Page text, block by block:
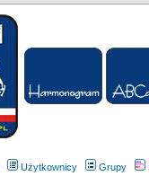
Użytkownicy Grupy